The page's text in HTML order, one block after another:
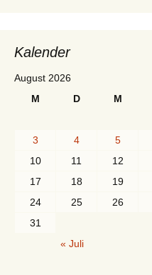
Kalender
August 2026
M
D M
3
4 5
10
11 12
17
18 19
24
25 26
31
« Juli